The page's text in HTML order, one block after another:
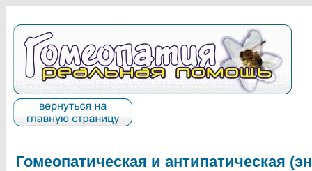
Гомеопатическая и антипатическая